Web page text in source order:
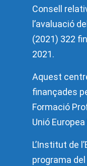
Consell
l’avaluació
(2021) 322
2021.
Aquest
finançades
Formació
Unió
L’Institut de
programa